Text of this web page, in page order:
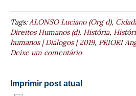
Tags:ALONSO Luciano (Org d),
Direitos Humanos (d), História,
humanos | Diálogos | 2019, PRIORI
Deixe um comentário
Imprimir post atual